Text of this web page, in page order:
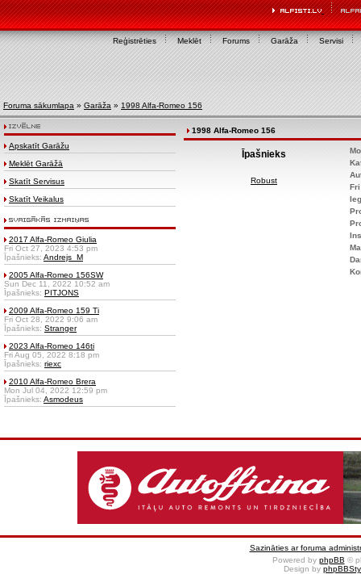
Reģistrēties Meklēt Forums Garāža Servisi
Foruma sākumlapa » Garāža » 1998 Alfa-Romeo 156
Apskatīt Garāžu
Meklēt Garāžā
Skatīt Servisus
Skatīt Veikalus
2017 Alfa-Romeo Giulia
Fri Oct 27, 2023 4:53 pm
Īpašnieks: Andrejs_M
2005 Alfa-Romeo 156SW
Sun Dec 11, 2022 10:52 am
Īpašnieks: PITJONS
2009 Alfa-Romeo 159 Ti
Fri Oct 28, 2022 9:06 am
Īpašnieks: Stranger
2023 Alfa-Romeo 146ti
Fri Aug 05, 2022 8:18 pm
Īpašnieks: riexc
2010 Alfa-Romeo Brera
Mon Jul 04, 2022 12:59 pm
Īpašnieks: Asmodeus
1998 Alfa-Romeo 156
Īpašnieks
Robust
Sazināties ar foruma
Powered by phpBB ©
Design by